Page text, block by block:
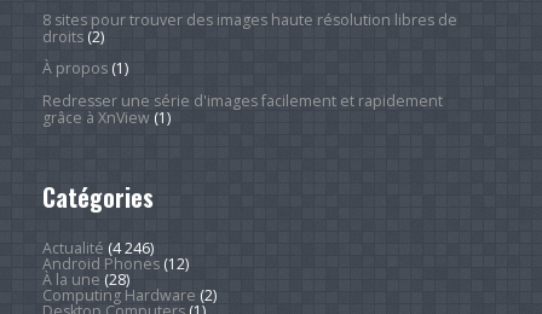
8 sites pour trouver des images haute résolution libres de
droits(2)
À propos(1)
Redresser une série d'images facilement et rapidement
grâce à XnView(1)
Catégories
Actualité (4 246)
Android Phones(12)
À la une (28)
Computing Hardware (2)